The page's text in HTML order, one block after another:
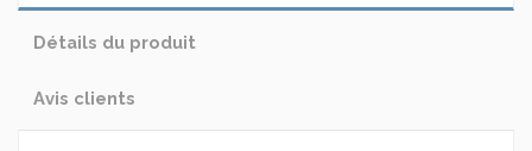
Détails du produit
Avis clients